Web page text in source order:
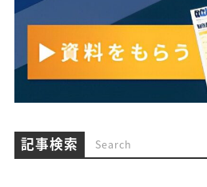
記事検索 Search